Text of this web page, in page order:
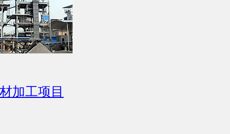
加工项目